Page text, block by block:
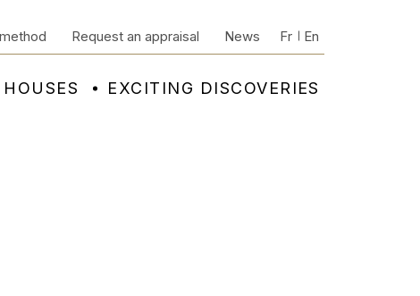
EXCITING DISCOVERIES
Request an appraisal News Fr En